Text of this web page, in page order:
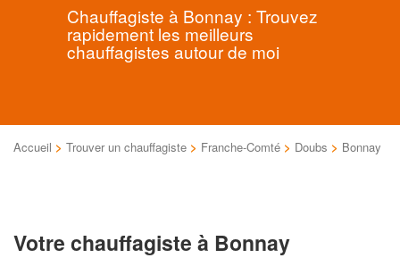
Chauffagiste à Bonnay : Trouvez
rapidement les meilleurs
chauffagistes autour de moi
Accueil > Trouver un chauffagiste > Franche-Comté > Doubs > Bonnay
Votre chauffagiste à Bonnay